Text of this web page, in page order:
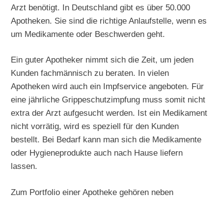
Arzt benötigt. In Deutschland gibt es über 50.000
Apotheken. Sie sind die richtige Anlaufstelle, wenn es
um Medikamente oder Beschwerden geht.
Ein guter Apotheker nimmt sich die Zeit, um jeden
Kunden fachmännisch zu beraten. In vielen
Apotheken wird auch ein Impfservice angeboten. Für
eine jährliche Grippeschutzimpfung muss somit nicht
extra der Arzt aufgesucht werden. Ist ein Medikament
nicht vorrätig, wird es speziell für den Kunden
bestellt. Bei Bedarf kann man sich die Medikamente
oder Hygieneprodukte auch nach Hause liefern
lassen.
Zum Portfolio einer Apotheke gehören neben